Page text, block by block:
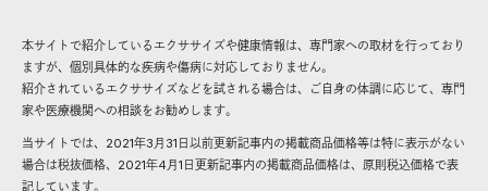
本サイトで紹介しているエクササイズや健康情報は、専門家への取材を行っており
ますが、個別具体的な疾病や傷病に対応しておりません。
紹介されているエクササイズなどを試される場合は、ご自身の体調に応じて、専門
家や医療機関への相談をお勧めします。
当サイトでは、2021年3月31日以前更新記事内の掲載商品価格等は特に表示がない
場合は税抜価格、2021年4月1日更新記事内の掲載商品価格は、原則税込価格で表
記しています。